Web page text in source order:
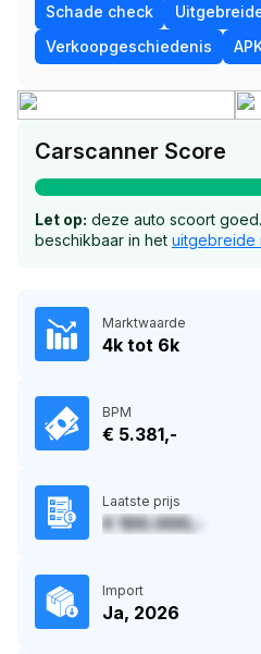
Schade check
Verkoopgeschiedenis
Carscanner Score
Let op: deze auto scoort
beschikbaar in het uitgebreide
Marktwaarde
4k tot 6k
BPM
€ 5.381,-
Laatste prijs
€ 100.000,-
Import
Ja, 2026